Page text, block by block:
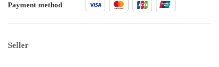
Payment method
Seller